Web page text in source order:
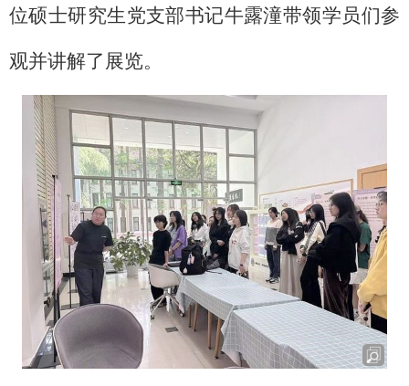
位硕士研究生党支部书记牛露潼带领学员们参
观并讲解了展览。